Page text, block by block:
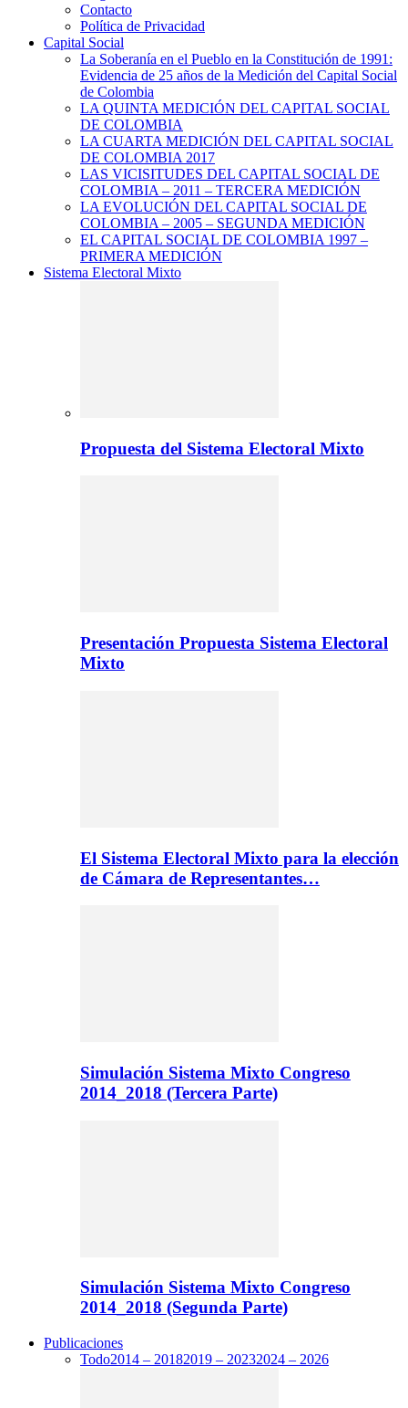
Contacto
Política de Privacidad
Capital Social
La Soberanía en el Pueblo en la Constitución de 1991:
Evidencia de 25 años de la Medición del Capital Social
de Colombia
LA QUINTA MEDICIÓN DEL CAPITAL SOCIAL
DE COLOMBIA
LA CUARTA MEDICIÓN DEL CAPITAL SOCIAL
DE COLOMBIA 2017
LAS VICISITUDES DEL CAPITAL SOCIAL DE
COLOMBIA – 2011 – TERCERA MEDICIÓN
LA EVOLUCIÓN DEL CAPITAL SOCIAL DE
COLOMBIA – 2005 – SEGUNDA MEDICIÓN
EL CAPITAL SOCIAL DE COLOMBIA 1997 –
PRIMERA MEDICIÓN
Sistema Electoral Mixto
Propuesta del Sistema Electoral Mixto
Presentación Propuesta Sistema Electoral
Mixto
El Sistema Electoral Mixto para la elección
de Cámara de Representantes…
Simulación Sistema Mixto Congreso
2014_2018 (Tercera Parte)
Simulación Sistema Mixto Congreso
2014_2018 (Segunda Parte)
Publicaciones
Todo2014 – 20182019 – 20232024 – 2026